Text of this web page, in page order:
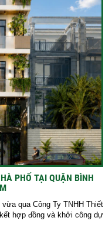
PHỐ TẠI QUẬN BÌNH
qua Công Ty TNHH Thiết
hợp đồng và khởi công dự